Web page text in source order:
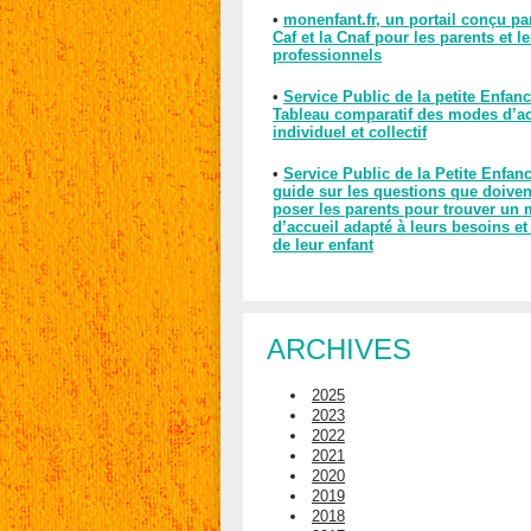
• monenfant.fr, un portail conçu
Caf et la Cnaf pour les parents et
professionnels
• Service Public de la petite
Tableau comparatif des modes
individuel et collectif
• Service Public de la Petite
guide sur les questions que
poser les parents pour trouver un
d’accueil adapté à leurs besoins
de leur enfant
ARCHIVES
2025
2023
2022
2021
2020
2019
2018